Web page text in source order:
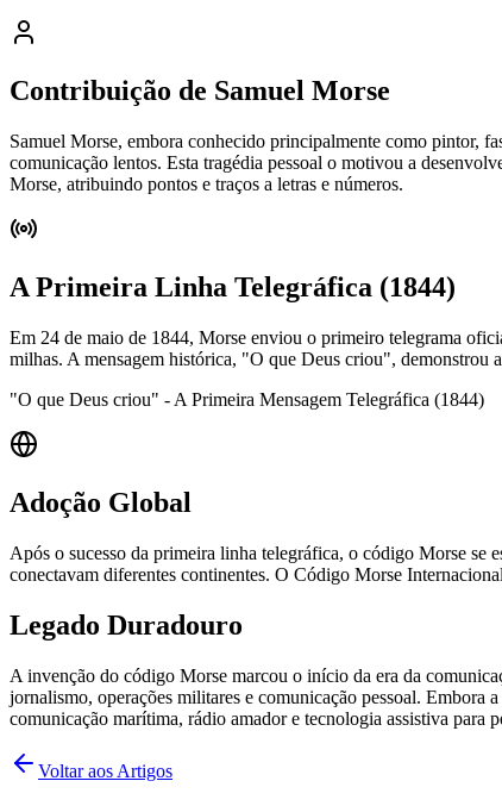
Contribuição de Samuel Morse
Samuel Morse, embora conhecido principalmente como pintor,
comunicação lentos. Esta tragédia pessoal o motivou a
Morse, atribuindo pontos e traços a letras e números.
A Primeira Linha Telegráfica (1844)
Em 24 de maio de 1844, Morse enviou o primeiro telegrama
milhas. A mensagem histórica, "O que Deus criou", demonstrou
"O que Deus criou" - A Primeira Mensagem Telegráfica (1844)
Adoção Global
Após o sucesso da primeira linha telegráfica, o código Morse se
conectavam diferentes continentes. O Código Morse
Legado Duradouro
A invenção do código Morse marcou o início da era da
jornalismo, operações militares e comunicação pessoal. Embora
comunicação marítima, rádio amador e tecnologia assistiva para
Voltar aos Artigos